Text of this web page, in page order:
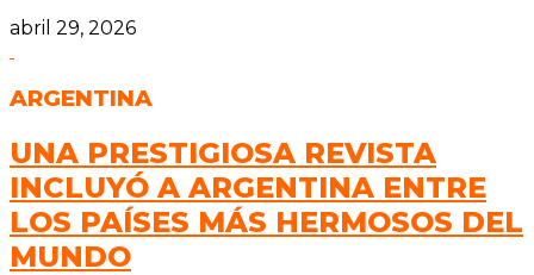
abril 29, 2026
ARGENTINA
UNA PRESTIGIOSA REVISTA
INCLUYÓ A ARGENTINA ENTRE
LOS PAÍSES MÁS HERMOSOS DEL
MUNDO